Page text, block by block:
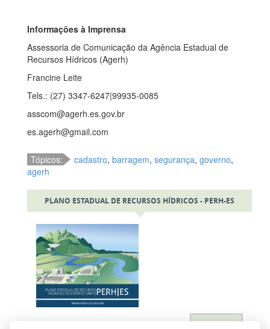
Informações à Imprensa
Assessoria de Comunicação da Agência Estadual de
Recursos Hídricos (Agerh)
Francine Leite
Tels.: (27) 3347-6247|99935-0085
asscom@agerh.es.gov.br
es.agerh@gmail.com
Tópicos: cadastro, barragem, segurança, governo,
agerh
PLANO ESTADUAL DE RECURSOS HÍDRICOS - PERH-ES
Acessar